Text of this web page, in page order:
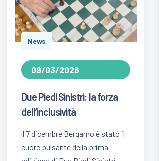
News
09/03/2026
Due Piedi Sinistri: la forza
dell’inclusività
ll 7 dicembre Bergamo è stato il
cuore pulsante della prima